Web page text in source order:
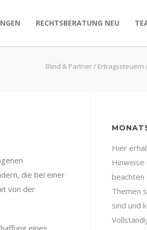
RECHTSBERATUNG NEU
Blind & Partner/ Ertragssteuern
die bei einer
von der
eines
Hier
Hinweise
beachten
Themen
sind und